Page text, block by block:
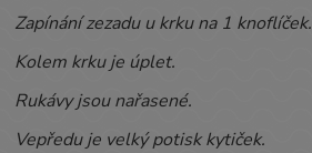
Zapínání zezadu u krku na 1 knoflíček.
Kolem krku je úplet.
Rukávy jsou nařasené.
Vepředu je velký potisk kytiček.